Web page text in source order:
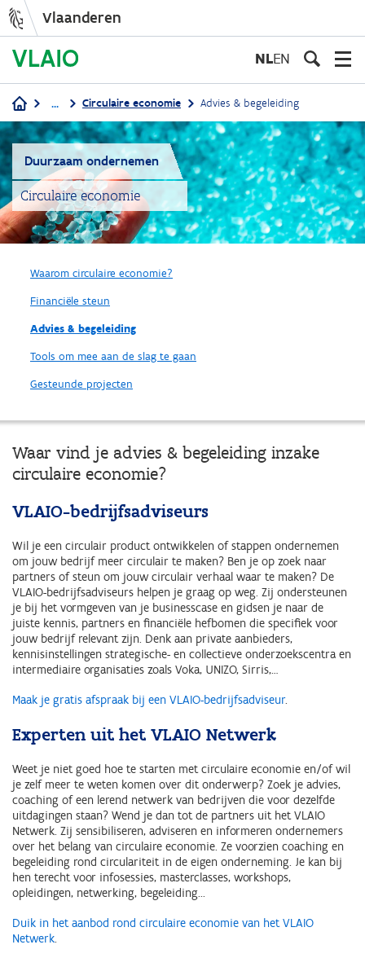
gaan
Vlaanderen
NLEN
Kruimelpad
... Circulaire economie Advies & begeleiding
Duurzaam ondernemen
Circulaire economie
Waarom circulaire economie?
Financiële steun
Advies & begeleiding
Tools om mee aan de slag te gaan
Gesteunde projecten
Waar vind je advies & begeleiding inzake
circulaire economie?
VLAIO-bedrijfsadviseurs
Wil je een circulair product ontwikkelen of stappen ondernemen
om jouw bedrijf meer circulair te maken? Ben je op zoek naar
partners of steun om jouw circulair verhaal waar te maken? De
VLAIO-bedrijfsadviseurs helpen je graag op weg. Zij ondersteunen
je bij het vormgeven van je businesscase en gidsen je naar de
juiste kennis, partners en financiële hefbomen die specifiek voor
jouw bedrijf relevant zijn. Denk aan private aanbieders,
kennisinstellingen strategische- en collectieve onderzoekscentra en
intermediaire organisaties zoals Voka, UNIZO, Sirris,…
Maak je gratis afspraak bij een VLAIO-bedrijfsadviseur.
Experten uit het VLAIO Netwerk
Weet je niet goed hoe te starten met circulaire economie en/of wil
je zelf meer te weten komen over dit onderwerp? Zoek je advies,
coaching of een lerend netwerk van bedrijven die voor dezelfde
uitdagingen staan? Wend je dan tot de partners uit het VLAIO
Netwerk. Zij sensibiliseren, adviseren en informeren ondernemers
over het belang van circulaire economie. Ze voorzien coaching en
begeleiding rond circulariteit in de eigen onderneming. Je kan bij
hen terecht voor infosessies, masterclasses, workshops,
opleidingen, netwerking, begeleiding...
Duik in het aanbod rond circulaire economie van het VLAIO
Netwerk.